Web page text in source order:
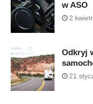
w ASO
2
Odkryj
21